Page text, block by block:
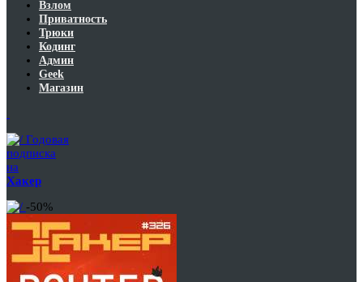
Взлом
Приватность
Трюки
Кодинг
Админ
Geek
Магазин
Годовая
подписка
на
Хакер
-50%